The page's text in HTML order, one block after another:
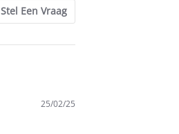
Stel Een Vraag
25/02/25